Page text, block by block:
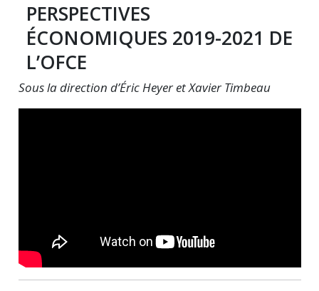
PERSPECTIVES
ÉCONOMIQUES 2019-2021 DE
L’OFCE
Sous la direction d’Éric Heyer et Xavier Timbeau